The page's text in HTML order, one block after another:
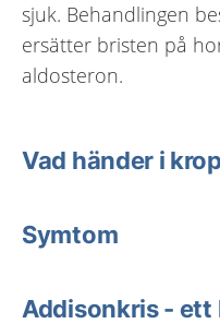
sjuk. Behandlingen
ersätter bristen på
aldosteron.
Vad händer i
Symtom
Addisonkris -